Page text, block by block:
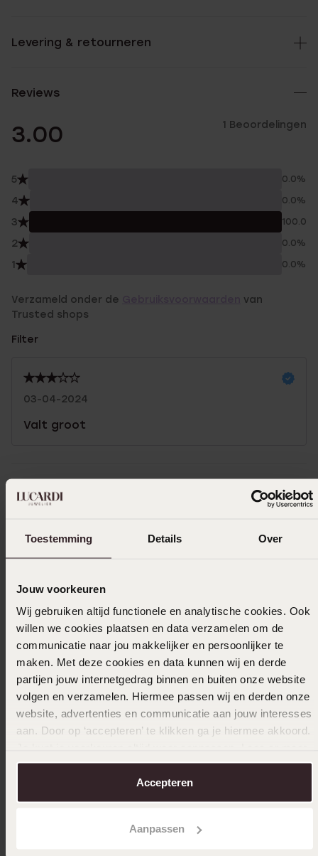
Toestemming Details Over
Jouw voorkeuren
Wij gebruiken altijd functionele en analytische cookies. Ook
willen we cookies plaatsen en data verzamelen om de
communicatie naar jou makkelijker en persoonlijker te
maken. Met deze cookies en data kunnen wij en derde
partijen jouw internetgedrag binnen en buiten onze website
volgen en verzamelen. Hiermee passen wij en derden onze
website, advertenties en communicatie aan jouw interesses
aan. Door op ‘accepteren’ te klikken ga je hiermee akkoord.
over in onscookiebeleid.
Accepteren
Aanpassen
Levering & retourneren
Reviews
3.00 1 Beoordelingen
5 0.0%
4 0.0%
3 100.0%
2 0.0%
1 0.0%
Verzameld onder de
van
Trusted shops
Filter
03-04-2024
Valt groot
Ook leuk voor jou